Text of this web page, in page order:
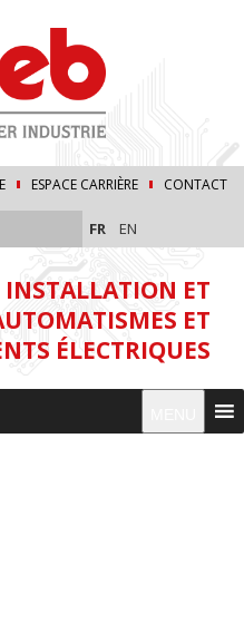
ESPACE CARRIÈRE CONTACT
FR EN
INSTALLATION ET
ET
ÉLECTRIQUES